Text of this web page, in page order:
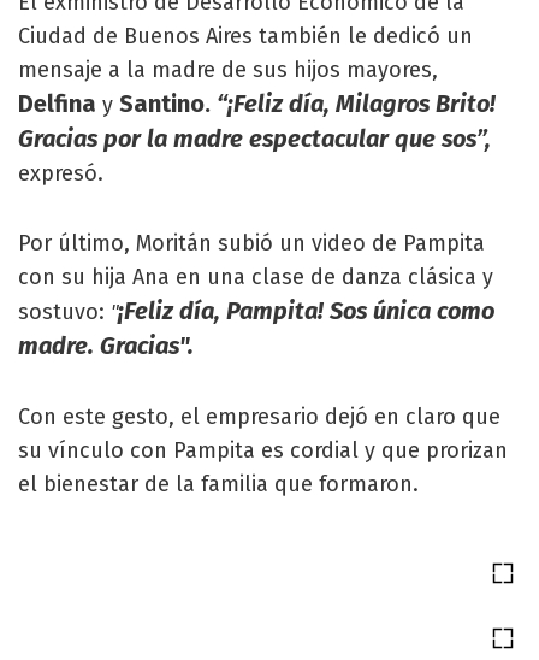
Ciudad de Buenos Aires también le dedicó un
mensaje a la madre de sus hijos mayores,
Delfina y Santino. “¡Feliz día, Milagros Brito!
Gracias por la madre espectacular que sos”,
expresó.
Por último, Moritán subió un video de Pampita
con su hija Ana en una clase de danza clásica y
sostuvo: "¡Feliz día, Pampita! Sos única como
madre. Gracias".
Con este gesto, el empresario dejó en claro que
su vínculo con Pampita es cordial y que prorizan
el bienestar de la familia que formaron.